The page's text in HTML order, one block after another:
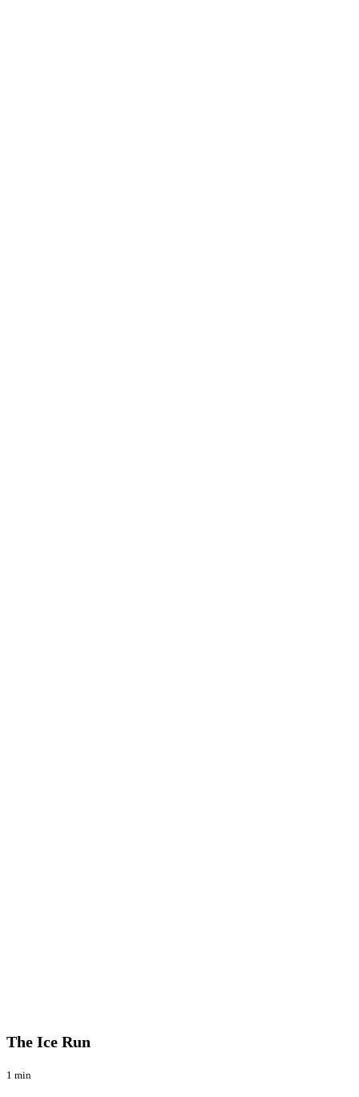
Run
The Ice Run
1 min